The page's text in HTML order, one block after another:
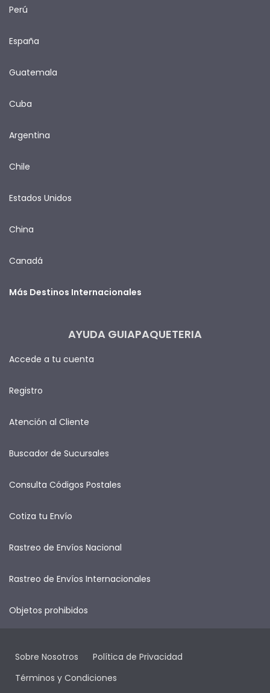
Perú
España
Guatemala
Cuba
Argentina
Chile
Estados Unidos
China
Canadá
Más Destinos Internacionales
AYUDA GUIAPAQUETERIA
Accede a tu cuenta
Registro
Atención al Cliente
Buscador de Sucursales
Consulta Códigos Postales
Cotiza tu Envío
Rastreo de Envíos Nacional
Rastreo de Envíos Internacionales
Objetos prohibidos
Sobre Nosotros
Política de Privacidad
Términos y Condiciones